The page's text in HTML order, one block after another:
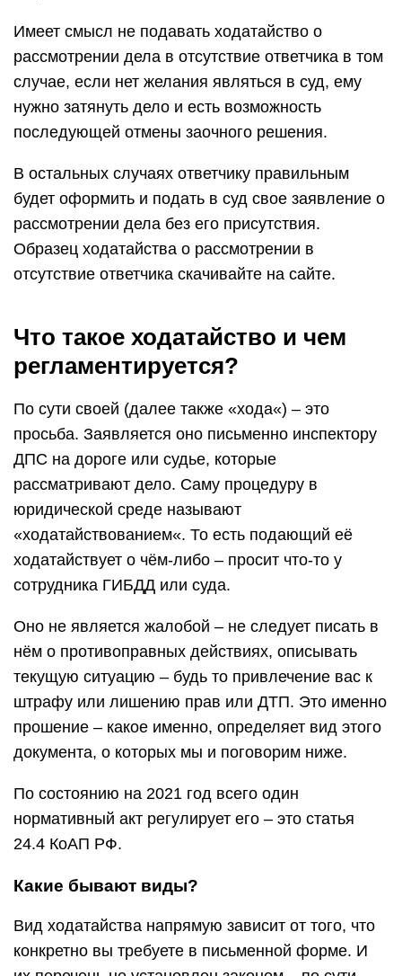
Имеет смысл не подавать ходатайство о
рассмотрении дела в отсутствие ответчика в том
случае, если нет желания являться в суд, ему
нужно затянуть дело и есть возможность
последующей отмены заочного решения.
В остальных случаях ответчику правильным
будет оформить и подать в суд свое заявление о
рассмотрении дела без его присутствия.
Образец ходатайства о рассмотрении в
отсутствие ответчика скачивайте на сайте.
Что такое ходатайство и чем
регламентируется?
По сути своей (далее также «хода«) – это
просьба. Заявляется оно письменно инспектору
ДПС на дороге или судье, которые
рассматривают дело. Саму процедуру в
юридической среде называют
«ходатайствованием«. То есть подающий её
ходатайствует о чём-либо – просит что-то у
сотрудника ГИБДД или суда.
Оно не является жалобой – не следует писать в
нём о противоправных действиях, описывать
текущую ситуацию – будь то привлечение вас к
штрафу или лишению прав или ДТП. Это именно
прошение – какое именно, определяет вид этого
документа, о которых мы и поговорим ниже.
По состоянию на 2021 год всего один
нормативный акт регулирует его – это статья
24.4 КоАП РФ.
Какие бывают виды?
Вид ходатайства напрямую зависит от того, что
конкретно вы требуете в письменной форме. И